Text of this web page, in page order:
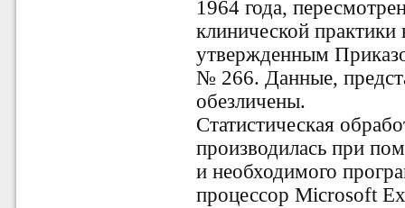
1964 года,
клинической
утвержденным
№ 266. Данные,
обезличены.
Статистическая
производилась при
и необходимого
процессор Microsoft